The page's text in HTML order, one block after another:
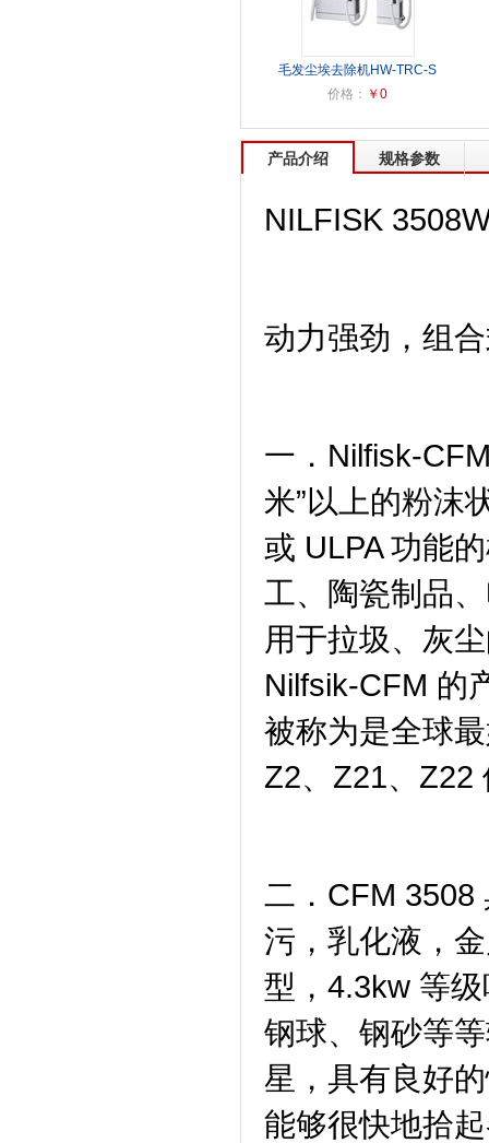
毛发尘埃去除机HW-TRC-S
价格： ￥0
产品介绍 规格参数
NILFISK
动力强劲，组
一．Nilfisk-
米”以上的粉沫
或 ULPA 功能
工、陶瓷制品
用于拉圾、灰
Nilfsik-CFM 的
被称为是全球
Z2、Z21、Z22
二．CFM 3508
污，乳化液，
型，4.3kw 等
钢球、钢砂等
星，具有良好
能够很快地拾